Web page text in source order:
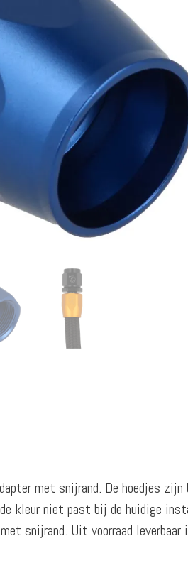
met snijrand. De hoedjes
kleur niet past bij de huidige
snijrand. Uit voorraad